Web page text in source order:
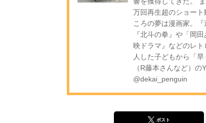
万回再生超のショー
ころの夢は漫画家。
『北斗の拳』や「岡
映ドラマ』などのレ
人した子どもから「
（R藤本さんなど）
@dekai_penguin
ポスト